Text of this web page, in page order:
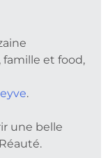
famille et food,
.
une belle